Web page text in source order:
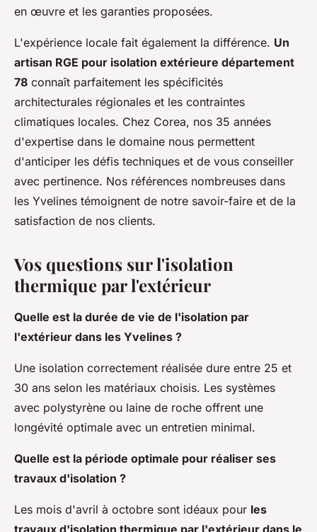
en œuvre et les garanties proposées.
L'expérience locale fait également la différence. Un
artisan RGE pour isolation extérieure département
78 connaît parfaitement les spécificités
architecturales régionales et les contraintes
climatiques locales. Chez Corea, nos 35 années
d'expertise dans le domaine nous permettent
d'anticiper les défis techniques et de vous conseiller
avec pertinence. Nos références nombreuses dans
les Yvelines témoignent de notre savoir-faire et de la
satisfaction de nos clients.
Vos questions sur l'isolation
thermique par l'extérieur
Quelle est la durée de vie de l'isolation par
l'extérieur dans les Yvelines ?
Une isolation correctement réalisée dure entre 25 et
30 ans selon les matériaux choisis. Les systèmes
avec polystyrène ou laine de roche offrent une
longévité optimale avec un entretien minimal.
Quelle est la période optimale pour réaliser ses
travaux d'isolation ?
Les mois d'avril à octobre sont idéaux pour les
travaux d'isolation thermique par l'extérieur dans le